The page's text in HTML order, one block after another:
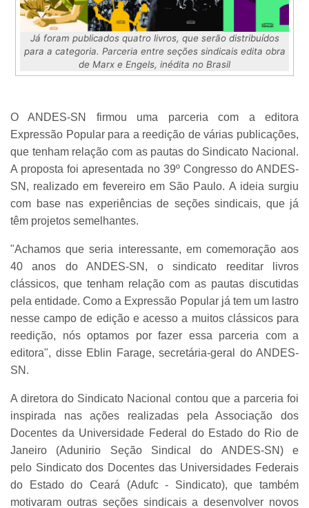
Já foram publicados quatro livros, que serão distribuídos
para a categoria. Parceria entre seções sindicais edita obra
de Marx e Engels, inédita no Brasil
O ANDES-SN firmou uma parceria com a editora
Expressão Popular para a reedição de várias publicações,
que tenham relação com as pautas do Sindicato Nacional.
A proposta foi apresentada no 39º Congresso do ANDES-
SN, realizado em fevereiro em São Paulo. A ideia surgiu
com base nas experiências de seções sindicais, que já
têm projetos semelhantes.
"Achamos que seria interessante, em comemoração aos
40 anos do ANDES-SN, o sindicato reeditar livros
clássicos, que tenham relação com as pautas discutidas
pela entidade. Como a Expressão Popular já tem um lastro
nesse campo de edição e acesso a muitos clássicos para
reedição, nós optamos por fazer essa parceria com a
editora", disse Eblin Farage, secretária-geral do ANDES-
SN.
A diretora do Sindicato Nacional contou que a parceria foi
inspirada nas ações realizadas pela Associação dos
Docentes da Universidade Federal do Estado do Rio de
Janeiro (Adunirio Seção Sindical do ANDES-SN) e
pelo Sindicato dos Docentes das Universidades Federais
do Estado do Ceará (Adufc - Sindicato), que também
motivaram outras seções sindicais a desenvolver novos